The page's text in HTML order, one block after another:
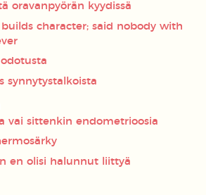
oravanpyörän kyydissä
builds character; said nobody with
synnytystalkoista
vai sittenkin endometrioosia
en olisi halunnut liittyä